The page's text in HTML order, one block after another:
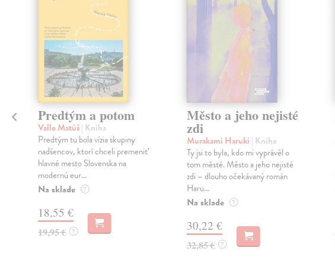
Predtým a potom
Vallo Matúš| Kniha
Predtým tu bola vízia skupiny
nadšencov, ktorí chceli premeniť
hlavné mesto Slovenska na
modernú eur...
Na sklade ?
18,55 €
19,95 € ?
Město a jeho nejisté
zdi
Murakami Haruki | Kniha
Ty jsi to byla, kdo mi vyprávěl o
tom městě. Město a jeho nejisté
zdi – dlouho očekávaný román
Haru...
Na sklade ?
30,22 €
32,85 € ?